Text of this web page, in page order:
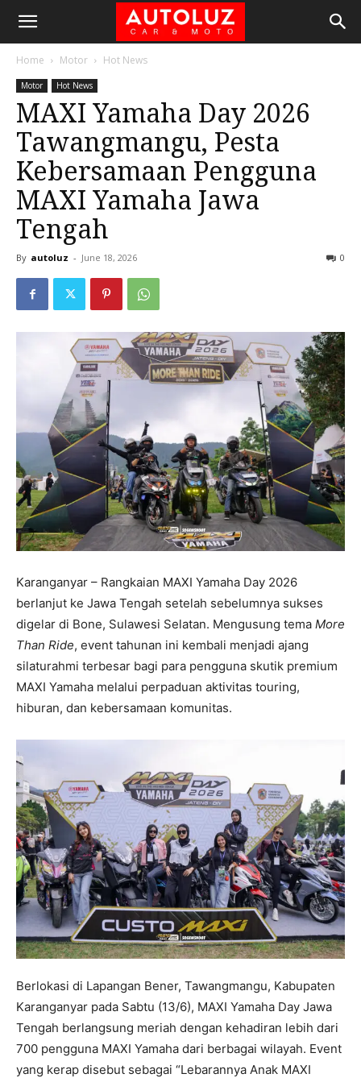
Home Motor Hot News
Motor Hot News
MAXI Yamaha Day 2026
Tawangmangu, Pesta
Kebersamaan Pengguna
MAXI Yamaha Jawa
Tengah
By autoluz - June 18, 2026 0
Karanganyar – Rangkaian MAXI Yamaha Day 2026
berlanjut ke Jawa Tengah setelah sebelumnya sukses
digelar di Bone, Sulawesi Selatan. Mengusung tema More
Than Ride, event tahunan ini kembali menjadi ajang
silaturahmi terbesar bagi para pengguna skutik premium
MAXI Yamaha melalui perpaduan aktivitas touring,
hiburan, dan kebersamaan komunitas.
Berlokasi di Lapangan Bener, Tawangmangu, Kabupaten
Karanganyar pada Sabtu (13/6), MAXI Yamaha Day Jawa
Tengah berlangsung meriah dengan kehadiran lebih dari
700 pengguna MAXI Yamaha dari berbagai wilayah. Event
yang kerap disebut sebagai “Lebarannya Anak MAXI